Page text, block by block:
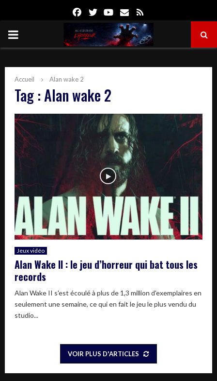
FacebookTwitterYoutube
Email
PRIMARY
Accueil Alan wake 2
Tag : Alan wake 2
Jeux vidéo
Alan Wake II : le jeu d’horreur qui bat tous les
records
Alan Wake II s'est écoulé à plus de 1,3 million d'exemplaires en
seulement une semaine, ce qui en fait le jeu le plus vendu du
studio...
VOIR PLUS D'ARTICLES